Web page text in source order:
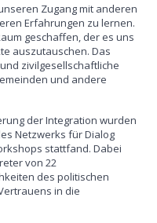
Zugang mit anderen
Erfahrungen zu lernen.
geschaffen, der es uns
auszutauschen. Das
zivilgesellschaftliche
und andere
der Integration wurden
Netzwerks für Dialog
stattfand. Dabei
von 22
des politischen
in die